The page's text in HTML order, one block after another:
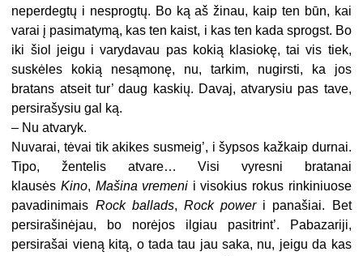
neperdegtų i nesprogtų. Bo ką aš žinau, kaip ten būn, kai
varai į pasimatymą, kas ten kaist, i kas ten kada sprogst. Bo
iki šiol jeigu i varydavau pas kokią klasiokę, tai vis tiek,
suskėles kokią nesąmonę, nu, tarkim, nugirsti, ka jos
bratans atseit tur’ daug kaskių. Davaj, atvarysiu pas tave,
persirašysiu gal ką.
– Nu atvaryk.
Nuvarai, tėvai tik akikes susmeig’, i šypsos kažkaip durnai.
Tipo, žentelis atvare… Visi vyresni bratanai
klausėsKino, Mašina vremeni i visokius rokus rinkiniuose
pavadinimais Rock ballads, Rock poweri panašiai. Bet
persirašinėjau, bo norėjos ilgiau pasitrint’. Pabazariji,
persirašai vieną kitą, o tada tau jau saka, nu, jeigu da kas